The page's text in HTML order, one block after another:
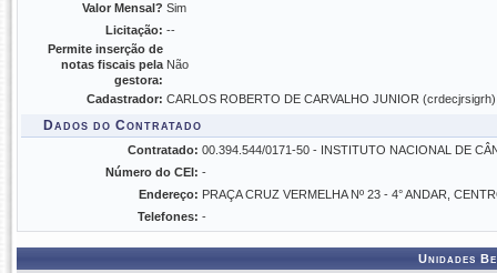
Valor Mensal? Sim
Licitação: --
Permite inserção de
notas fiscais pela
gestora:
Não
Cadastrador: CARLOS ROBERTO DE CARVALHO JUNIOR (crdecjrsigrh)
Dados do Contratado
Contratado: 00.394.544/0171-50 - INSTITUTO NACIONAL DE
Número do CEI: -
Endereço: PRAÇA CRUZ VERMELHA Nº 23 - 4° ANDAR,
Telefones: -
Unidades